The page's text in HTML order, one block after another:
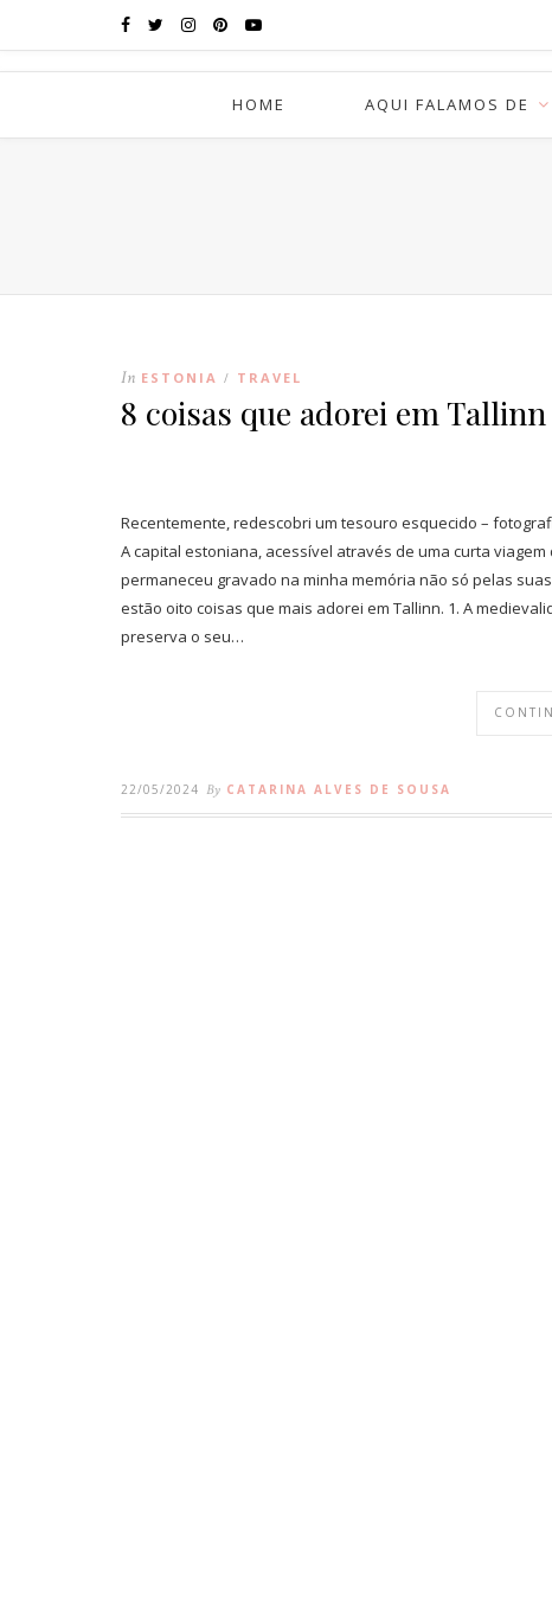
HOME AQUI FALAMOS DE
In ESTONIA / TRAVEL
8 coisas que adorei em Tallinn
Recentemente, redescobri um tesouro esquecido –
A capital estoniana, acessível através de uma curta
permaneceu gravado na minha memória não só pelas
estão oito coisas que mais adorei em Tallinn. 1. A
preserva o seu…
22/05/2024 By CATARINA ALVES DE SOUSA